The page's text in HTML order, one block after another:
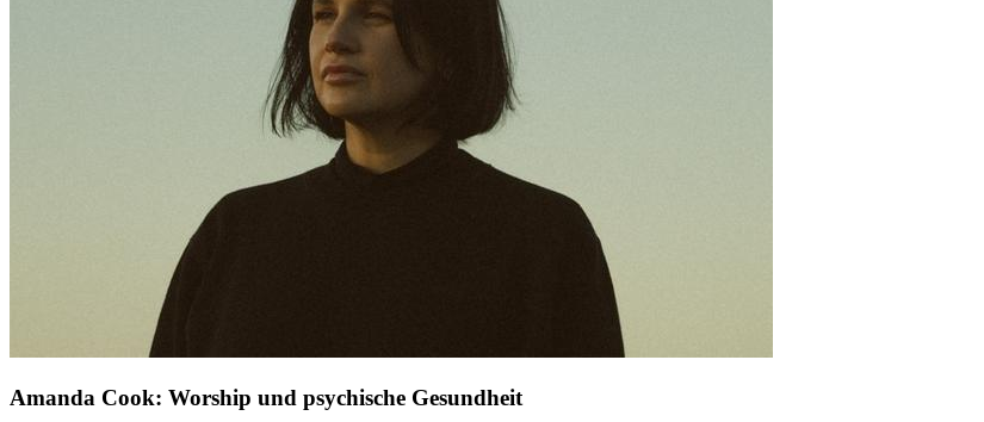
Amanda Cook: Worship und psychische Gesundheit